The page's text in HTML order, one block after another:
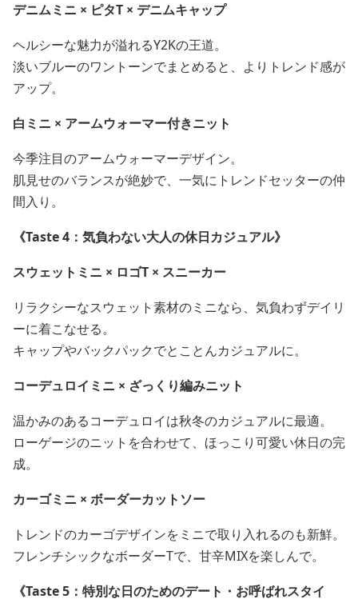
デニムミニ × ピタT × デニムキャップ
ヘルシーな魅力が溢れるY2Kの王道。
淡いブルーのワントーンでまとめると、よりトレンド感が
アップ。
白ミニ × アームウォーマー付きニット
今季注目のアームウォーマーデザイン。
肌見せのバランスが絶妙で、一気にトレンドセッターの仲
間入り。
《Taste 4：気負わない大人の休日カジュアル》
スウェットミニ × ロゴT × スニーカー
リラクシーなスウェット素材のミニなら、気負わずデイリ
ーに着こなせる。
キャップやバックパックでとことんカジュアルに。
コーデュロイミニ × ざっくり編みニット
温かみのあるコーデュロイは秋冬のカジュアルに最適。
ローゲージのニットを合わせて、ほっこり可愛い休日の完
成。
カーゴミニ × ボーダーカットソー
トレンドのカーゴデザインをミニで取り入れるのも新鮮。
フレンチシックなボーダーTで、甘辛MIXを楽しんで。
《Taste 5：特別な日のためのデート・お呼ばれスタイ